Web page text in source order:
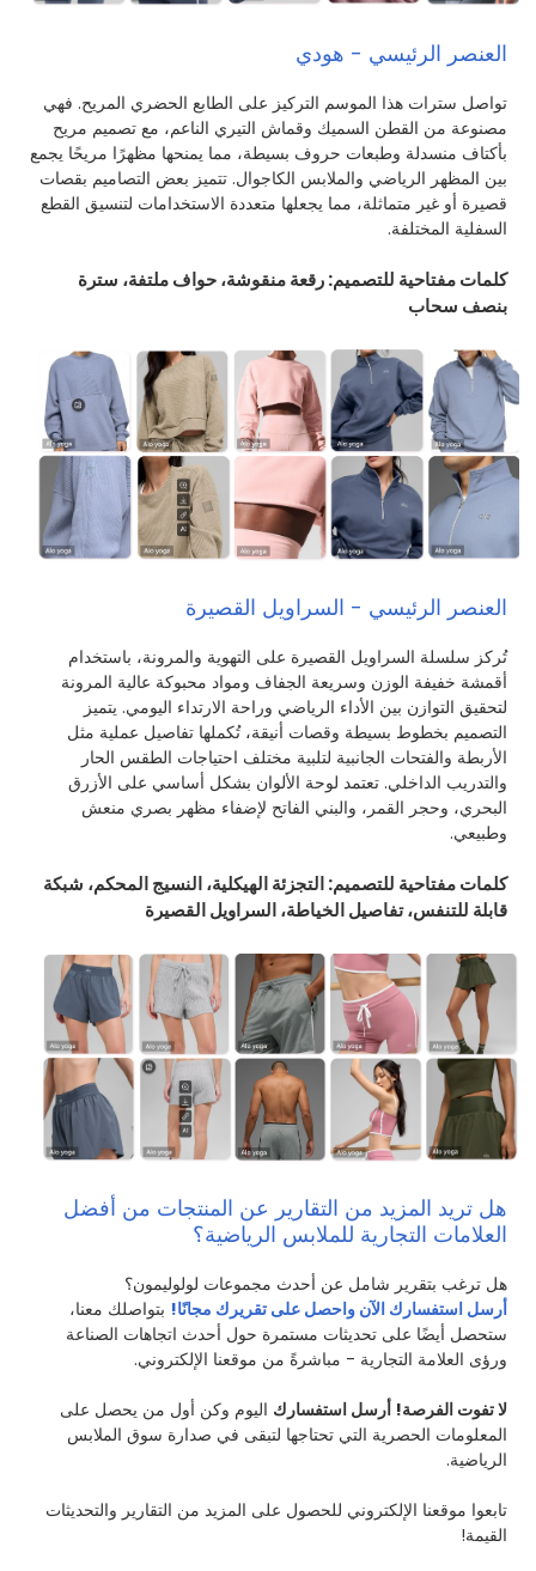
العنصر الرئيسي - هودي
تواصل سترات هذا الموسم التركيز على الطابع الحضري المريح. فهي
مصنوعة من القطن السميك وقماش التيري الناعم، مع تصميم مريح
بأكتاف منسدلة وطبعات حروف بسيطة، مما يمنحها مظهرًا مريحًا يجمع
بين المظهر الرياضي والملابس الكاجوال. تتميز بعض التصاميم بقصات
قصيرة أو غير متماثلة، مما يجعلها متعددة الاستخدامات لتنسيق القطع
السفلية المختلفة.
كلمات مفتاحية للتصميم: رقعة منقوشة، حواف ملتفة، سترة
بنصف سحاب
العنصر الرئيسي - السراويل القصيرة
تُركز سلسلة السراويل القصيرة على التهوية والمرونة، باستخدام
أقمشة خفيفة الوزن وسريعة الجفاف ومواد محبوكة عالية المرونة
لتحقيق التوازن بين الأداء الرياضي وراحة الارتداء اليومي. يتميز
التصميم بخطوط بسيطة وقصات أنيقة، تُكملها تفاصيل عملية مثل
الأربطة والفتحات الجانبية لتلبية مختلف احتياجات الطقس الحار
والتدريب الداخلي. تعتمد لوحة الألوان بشكل أساسي على الأزرق
البحري، وحجر القمر، والبني الفاتح لإضفاء مظهر بصري منعش
وطبيعي.
كلمات مفتاحية للتصميم: التجزئة الهيكلية، النسيج المحكم، شبكة
قابلة للتنفس، تفاصيل الخياطة، السراويل القصيرة
هل تريد المزيد من التقارير عن المنتجات من أفضل
العلامات التجارية للملابس الرياضية؟
هل ترغب بتقرير شامل عن أحدث مجموعات لولوليمون؟
أرسل استفسارك الآن واحصل على تقريرك مجانًا! بتواصلك معنا،
ستحصل أيضًا على تحديثات مستمرة حول أحدث اتجاهات الصناعة
ورؤى العلامة التجارية - مباشرةً من موقعنا الإلكتروني.
لا تفوت الفرصة! أرسل استفسارك اليوم وكن أول من يحصل على
المعلومات الحصرية التي تحتاجها لتبقى في صدارة سوق الملابس
الرياضية.
تابعوا موقعنا الإلكتروني للحصول على المزيد من التقارير والتحديثات
القيمة!